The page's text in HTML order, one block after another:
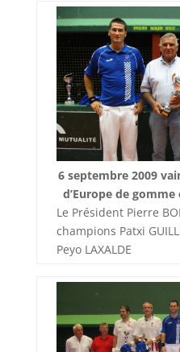
6 septembre 2009
d’Europe de gomme
Le Président Pierre
champions Patxi
Peyo LAXALDE